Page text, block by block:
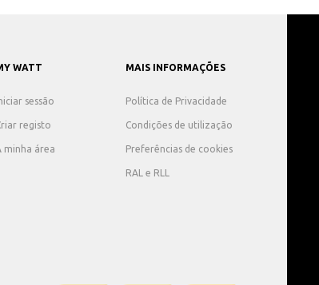
WATT
sessão
registo
minha área
MAIS INFORMAÇÕES
Política de Privacidade
Condições de utilização
Preferências de cookies
RAL e RLL